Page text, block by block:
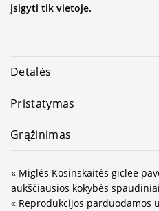
įsigyti tik vietoje.
Detalės
Pristatymas
Grąžinimas
« Miglės Kosinskaitės giclee
aukščiausios kokybės
« Reprodukcijos parduodamos